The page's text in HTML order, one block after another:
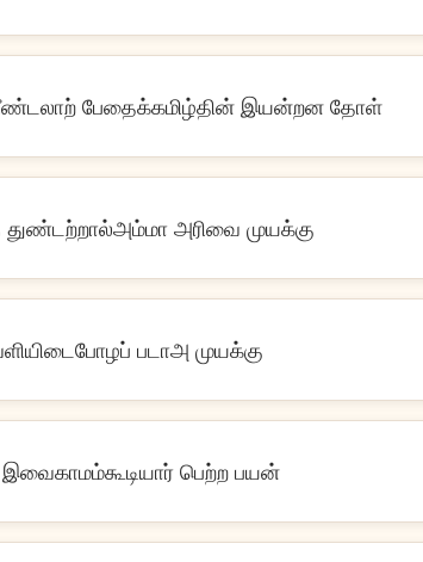
தீண்டலாற் பேதைக்கமிழ்தின் இயன்றன தோள்
துண்டற்றால்அம்மா அரிவை முயக்கு
படாஅ முயக்கு
பெற்ற பயன்